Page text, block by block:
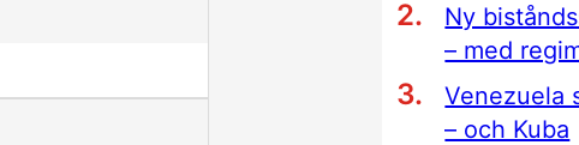
Ny
– med
Venezuela
– och Kuba